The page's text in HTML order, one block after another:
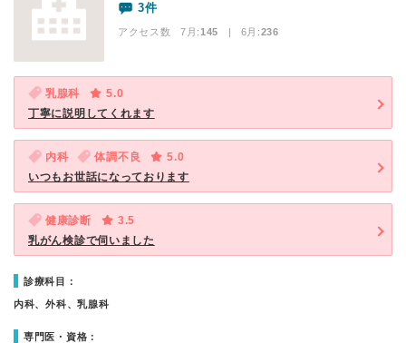
3件
アクセス数 7月:145 | 6月:236
乳腺科
5.0
丁寧に説明してくれます
内科 体調不良
5.0
いつもお世話になっております
健康診断
3.5
乳がん検診で伺いました
診療科目：
内科、外科、乳腺科
専門医・資格：